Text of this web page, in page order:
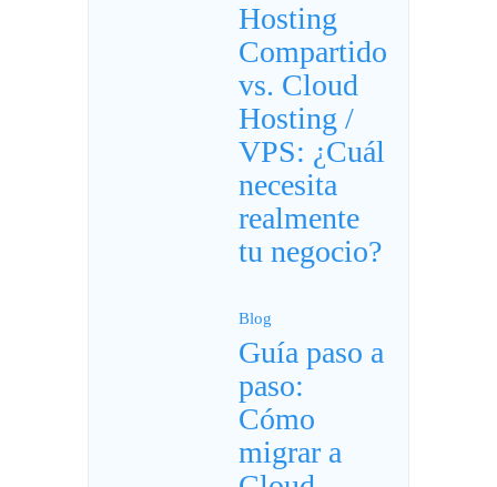
Hosting
Compartido
vs. Cloud
Hosting /
VPS: ¿Cuál
necesita
realmente
tu negocio?
Blog
Guía paso a
paso:
Cómo
migrar a